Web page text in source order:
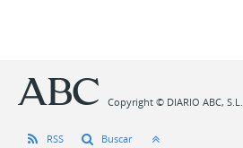
Copyright © DIARIO ABC, S.L.
RSS Buscar